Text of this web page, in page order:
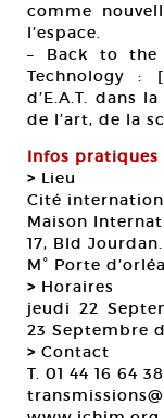
comme
l’espace.
– Back to the
Technology :
d’E.A.T. dans
de l’art, de la
Infos pratiques
> Lieu
Cité
Maison
17, Bld
M° Porte
> Horaires
jeudi 22
23 Septembre
> Contact
T. 01 44 16 64 38